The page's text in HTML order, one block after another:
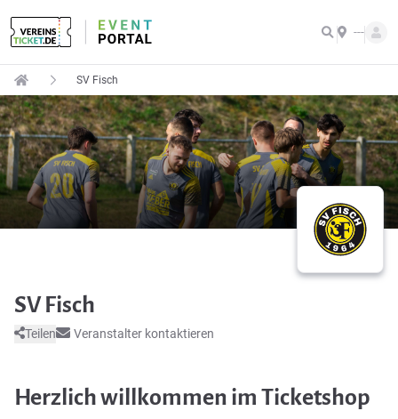
---
SV Fisch
SV Fisch
Teilen Veranstalter kontaktieren
Herzlich willkommen im Ticketshop